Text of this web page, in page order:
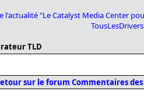
l'actualité "Le Catalyst Media Center
TLD
sur le forum Commentaires